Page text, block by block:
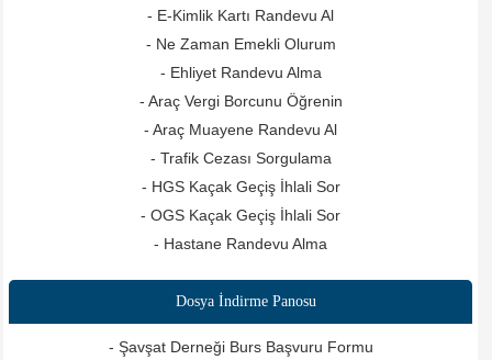
- E-Kimlik Kartı Randevu Al
- Ne Zaman Emekli Olurum
- Ehliyet Randevu Alma
- Araç Vergi Borcunu Öğrenin
- Araç Muayene Randevu Al
- Trafik Cezası Sorgulama
- HGS Kaçak Geçiş İhlali Sor
- OGS Kaçak Geçiş İhlali Sor
- Hastane Randevu Alma
Dosya İndirme Panosu
- Şavşat Derneği Burs Başvuru Formu